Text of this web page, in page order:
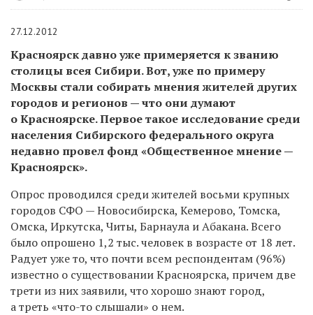
27.12.2012
Красноярск давно уже примеряется к званию
столицы всея Сибири. Вот, уже по примеру
Москвы стали собирать мнения жителей других
городов и регионов — что они думают
о Красноярске. Первое такое исследование среди
населения Сибирского федерального округа
недавно провел фонд «Общественное мнение —
Красноярск».
Опрос проводился среди жителей восьми крупных
городов СФО — Новосибирска, Кемерово, Томска,
Омска, Иркутска, Читы, Барнаула и Абакана. Всего
было опрошено 1,2 тыс. человек в возрасте от 18 лет.
Радует уже то, что почти всем респондентам (96%)
известно о существовании Красноярска, причем две
трети из них заявили, что хорошо знают город,
а треть «что-то слышали» о нем.